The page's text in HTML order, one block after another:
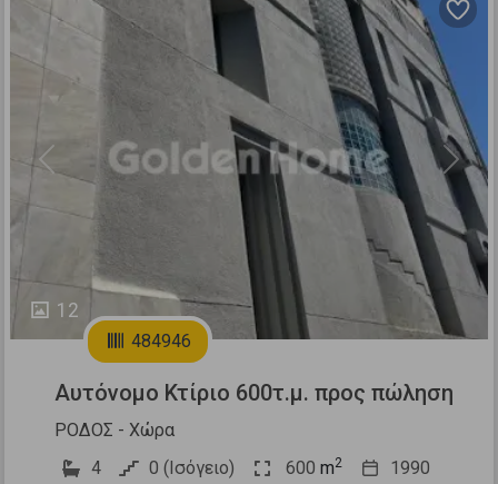
12
Previous Next
484946
Αυτόνομο Κτίριο 600τ.μ. προς πώληση
ΡΟΔΟΣ - Χώρα
4
0 (Ισόγειο) 600 m2 1990